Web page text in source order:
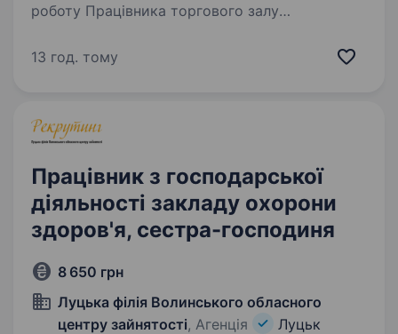
роботу Працівника торгового залу
та дисциплінованість; Ввічливість
13 год. тому
Працівник з господарської
діяльності закладу охорони
здоров'я, сестра-господиня
8 650 грн
Луцька філія Волинського обласного
центру зайнятості, Агенція Луцьк